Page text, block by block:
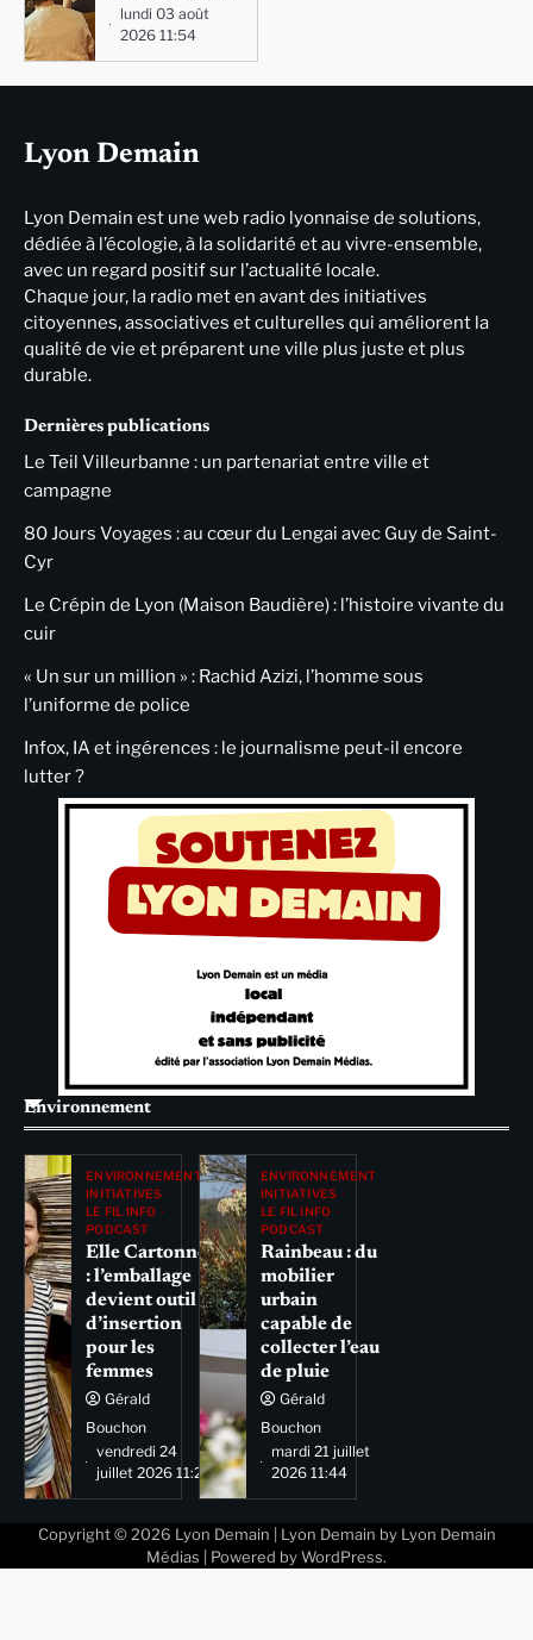
lundi 03 août
2026 11:54
Lyon Demain
Lyon Demain est une web radio lyonnaise de solutions,
dédiée à l’écologie, à la solidarité et au vivre-ensemble,
avec un regard positif sur l’actualité locale.
Chaque jour, la radio met en avant des initiatives
citoyennes, associatives et culturelles qui améliorent la
qualité de vie et préparent une ville plus juste et plus
durable.
Dernières publications
Le Teil Villeurbanne : un partenariat entre ville et
campagne
80 Jours Voyages : au cœur du Lengai avec Guy de Saint-
Cyr
Le Crépin de Lyon (Maison Baudière) : l’histoire vivante du
cuir
« Un sur un million » : Rachid Azizi, l’homme sous
l’uniforme de police
Infox, IA et ingérences : le journalisme peut-il encore
lutter ?
Environnement
ENVIRONNEMENT
INITIATIVES
LE FIL INFO
PODCAST
Elle Cartonne
: l’emballage
devient outil
d’insertion
pour les
femmes
Gérald
Bouchon
vendredi 24
juillet 2026 11:29
ENVIRONNEMENT
INITIATIVES
LE FIL INFO
PODCAST
Rainbeau : du
mobilier
urbain
capable de
collecter l’eau
de pluie
Gérald
Bouchon
mardi 21 juillet
2026 11:44
Copyright © 2026 Lyon Demain | Lyon Demain by Lyon Demain
Médias | Powered by WordPress.